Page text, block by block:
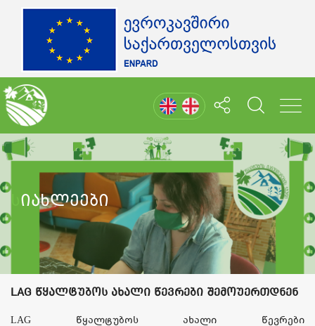
Სიახლეები
LAG წყალტუბოს ახალი წევრები შემოუერთდნენ
LAG წყალტუბოს ახალი წევრები